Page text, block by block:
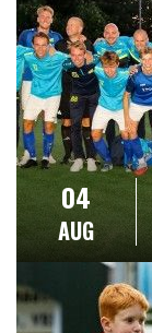
04
AUG